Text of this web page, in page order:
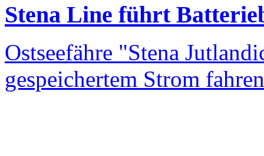
Stena Line führt
Ostseefähre "Stena
gespeichertem Strom